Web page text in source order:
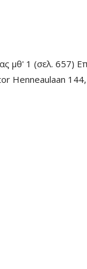
1 (σελ. 657)
Henneaulaan